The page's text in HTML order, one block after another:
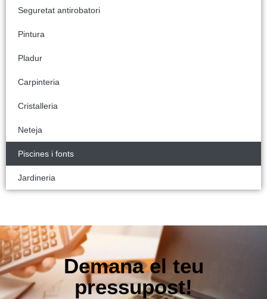
Seguretat antirobatori
Pintura
Pladur
Carpinteria
Cristalleria
Neteja
Piscines i fonts
Jardineria
Demana el teu
pressupost!